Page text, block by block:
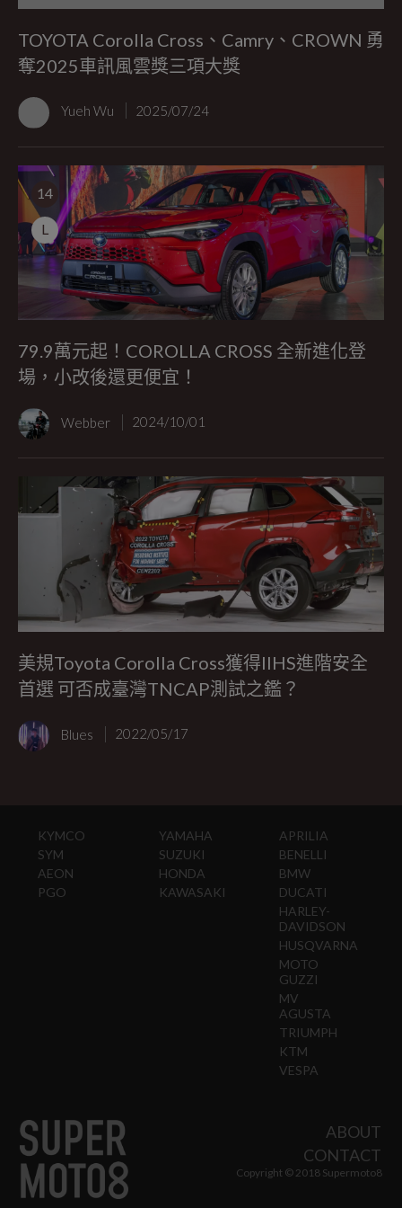
TOYOTA Corolla Cross、Camry、CROWN 勇
奪2025車訊風雲獎三項大獎
Yueh Wu 2025/07/24
14
L
79.9萬元起！COROLLA CROSS 全新進化登
場，小改後還更便宜！
Webber 2024/10/01
美規Toyota Corolla Cross獲得IIHS進階安全
首選 可否成臺灣TNCAP測試之鑑？
Blues 2022/05/17
KYMCO
SYM
AEON
PGO
YAMAHA
SUZUKI
HONDA
KAWASAKI
APRILIA
BENELLI
BMW
DUCATI
HARLEY-
DAVIDSON
HUSQVARNA
MOTO
GUZZI
MV
AGUSTA
TRIUMPH
KTM
VESPA
ABOUT
CONTACT
Copyright © 2018 Supermoto8